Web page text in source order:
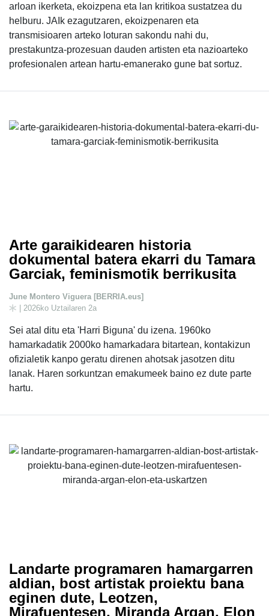
arloan ikerketa, ekoizpena eta lan kritikoa sustatzea du
helburu. JAIk ezagutzaren, ekoizpenaren eta
transmisioaren arteko loturan sakondu nahi du,
prestakuntza-prozesuan dauden artisten eta nazioarteko
profesionalen artean hartu-emanerako gune bat sortuz.
Arte garaikidearen historia
dokumental batera ekarri du Tamara
Garciak, feminismotik berrikusita
June Montero Viguera [BERRIA.eus]
| 2026ko Uztailaren 2a
Sei atal ditu eta 'Harri Biguna' du izena. 1960ko
hamarkadatik 2000ko hamarkadara bitartean, kontakizun
ofizialetik kanpo geratu direnen ahotsak jasotzen ditu
lanak. Haren sorkuntzan emakumeek baino ez dute parte
hartu.
Landarte programaren hamargarren
aldian, bost artistak proiektu bana
eginen dute, Leotzen,
Mirafuentesen, Miranda Argan, Elon